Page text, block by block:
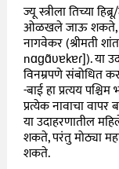
ज्यू स्त्रीला तिच्या
ओळखले जाऊ शकते,
नागवेकर (श्रीमती
nɑɡɑʋɐkɐɾ]). या
विनम्रपणे संबोधित
-बाई हा प्रत्यय
प्रत्येक नावाचा
या उदाहरणातील
शकते, परंतु मोठ्या
शकते.